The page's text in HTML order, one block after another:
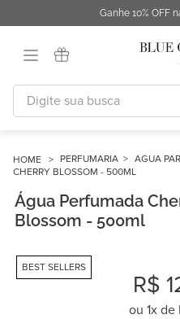
Ganhe 10% OFF
Digite sua busca
PERFUMARIA AGUA
CHERRY BLOSSOM - 500ML
Água Perfumada
Blossom - 500ml
BEST SELLERS
R$
ou 1x de